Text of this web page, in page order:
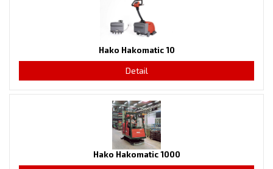
Hako Hakomatic 10
Detail
Hako Hakomatic 1000